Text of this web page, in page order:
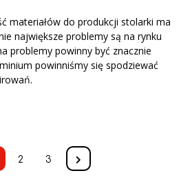
materiałów do produkcji stolarki ma
największe problemy są na rynku
problemy powinny być znacznie
powinniśmy się spodziewać
2 3